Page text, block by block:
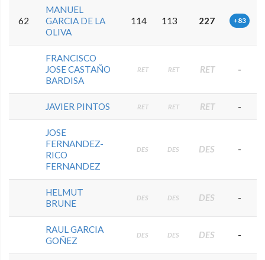
62
MANUEL
GARCIA DE LA
OLIVA
114 113 227 +83
FRANCISCO
JOSE CASTAÑO
BARDISA
RET RET RET -
JAVIER PINTOS RET RET RET -
JOSE
FERNANDEZ-
RICO
FERNANDEZ
DES DES DES -
HELMUT
BRUNE
DES DES DES -
RAUL GARCIA
GOÑEZ
DES DES DES -